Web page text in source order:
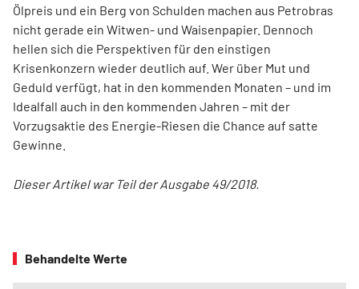
Ölpreis und ein Berg von Schulden machen aus Petrobras
nicht gerade ein Witwen- und Waisenpapier. Dennoch
hellen sich die Perspektiven für den einstigen
Krisenkonzern wieder deutlich auf. Wer über Mut und
Geduld verfügt, hat in den kommenden Monaten – und im
Idealfall auch in den kommenden Jahren – mit der
Vorzugsaktie des Energie-Riesen die Chance auf satte
Gewinne.
Dieser Artikel war Teil der Ausgabe 49/2018.
Behandelte Werte